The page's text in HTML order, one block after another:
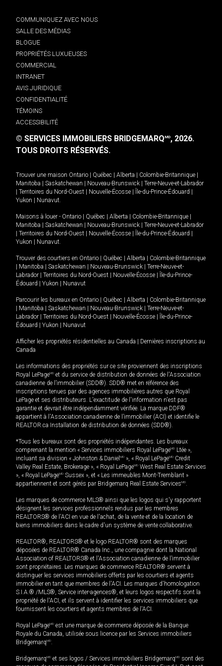
COMMUNIQUEZ AVEC NOUS
SALLE DES MÉDIAS
BLOGUE
PROPRIÉTÉS LUXUEUSES
COMMERCIAL
INTRANET
AVIS JURIDIQUE
CONFIDENTIALITÉ
TÉMOINS
ACCESSIBILITÉ
© SERVICES IMMOBILIERS BRIDGEMARQMD, 2026.
TOUS DROITS RÉSERVÉS.
Trouver une maison Ontario Québec Alberta Colombie-Britannique
Manitoba
Saskatchewan Nouveau-Brunswick
Terre-Neuve-et-Labrador
Territoires du Nord-Ouest Nouvelle-Écosse Île-du-Prince-Édouard
Yukon
Nunavut.
Maisons à louer - Ontario Québec Alberta Colombie-Britannique
Manitoba
Saskatchewan Nouveau-Brunswick
Terre-Neuve-et-Labrador
Territoires du Nord-Ouest Nouvelle-Écosse Île-du-Prince-Édouard
Yukon
Nunavut.
Trouver des courtiers en Ontario Québec Alberta
Colombie-Britannique
Manitoba Saskatchewan Nouveau-Brunswick
Terre-Neuve-et-
Labrador
Territoires du Nord-Ouest Nouvelle-Écosse
Île-du-Prince-
Édouard
Yukon Nunavut
Parcourir les bureaux en Ontario Québec Alberta
Colombie-Britannique
Manitoba Saskatchewan Nouveau-Brunswick
Terre-Neuve-et-
Labrador
Territoires du Nord-Ouest Nouvelle-Écosse
Île-du-Prince-
Édouard
Yukon Nunavut
Afficher les propriétés résidentielles au Canada
Dernières inscriptions au
Canada
Les informations des propriétés sur ce site proviennent des inscriptions
Royal LePageMD et du service de distribution de données de l'Association
canadienne de l’immobilier (SDD®). SDD® met en référence des
inscriptions tenues par des agences immobilières autres que Royal
LePage et ses distributeurs. L'exactitude de l'information n'est pas
garantie et devrait être indépendamment vérifiée. La marque DDF®
appartient à l'Association canadienne de l’immobilier (ACI) et identifie le
REALTOR.ca Installation de distribution de données (SDD®).
*Tous les bureaux sont des propriétés indépendantes. Les bureaux
comprenant la mention « Services immobiliers Royal LePageMD Ltée »,
incluant sa division « Johnston & Daniel MD », « Royal LePageMD Credit
Valley Real Estate, Brokerage », « Royal LePageMD West Real Estate Services
», « Royal LePageMD Sussex », et « Les immeubles Mont-Tremblant »
appartiennent et sont gérés par Bridgemarq Real Estate ServicesMD.
Les marques de commerce MLS® ainsi que les logos qui s'y rapportent
désignent les services professionnels rendus par les membres
REALTORS® de l'ACI en vue de l'achat, de la vente et de la location de
biens immobiliers dans le cadre d'un système de vente collaborative.
REALTOR®, REALTORS® et le logo REALTOR® sont des marques
déposées de REALTOR® Canada Inc., une compagnie dont la National
Association of REALTORS® et l'Association canadienne de l’immobilier
sont propriétaires. Les marques de commerce REALTOR® servent à
distinguer les services immobiliers offerts par les courtiers et agents
immobilier en tant que membres de l'ACI. Les marques d'homologation
S.I.A.® /MLS®, Service inter-agences®, et leurs logos respectifs sont la
propriété de l'ACI, et ils servent à identifier les services immobiliers que
fournissent les courtiers et agents membres de l'ACI.
Royal LePageMD est une marque de commerce déposée de la Banque
Royale du Canada, utilisée sous licence par les Services immobiliers
BridgemarqMD.
BridgemarqMD et ses logos / Services immobiliers BridgemarqMD sont des